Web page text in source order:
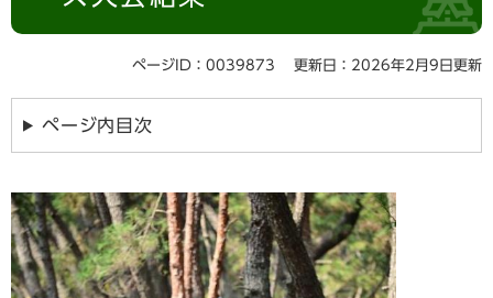
ページID：0039873 更新日：2026年2月9日更新
ページ内目次